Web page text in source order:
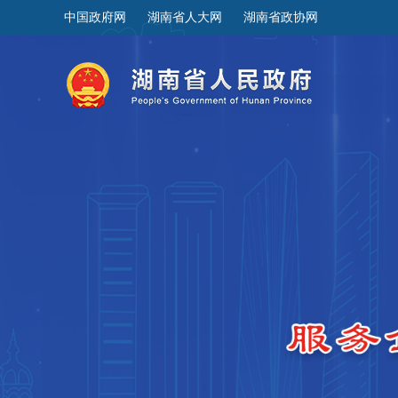
中国政府网 湖南省人大网 湖南省政协网